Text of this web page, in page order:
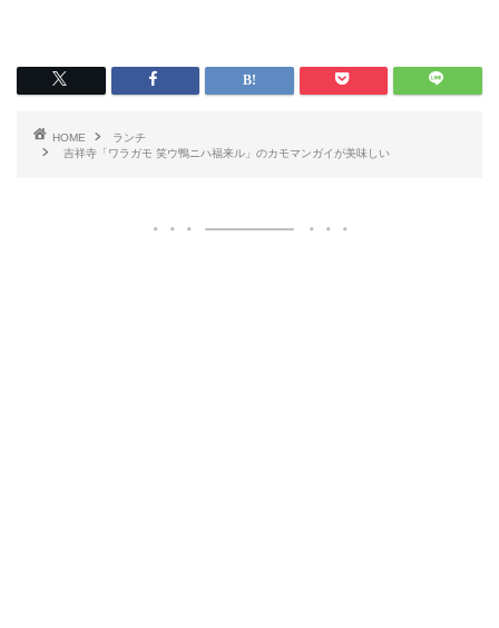
HOME
ランチ
吉祥寺「ワラガモ 笑ウ鴨ニハ福来ル」のカモマンガイが美味しい